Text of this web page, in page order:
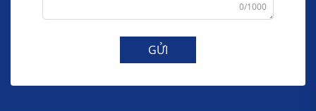
0/1000
GỬI